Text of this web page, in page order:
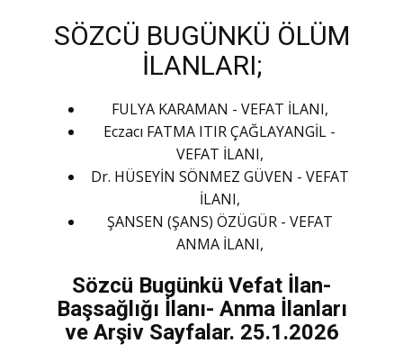
SÖZCÜ BUGÜNKÜ ÖLÜM
İLANLARI;
FULYA KARAMAN - VEFAT İLANI,
Eczacı FATMA ITIR ÇAĞLAYANGİL -
VEFAT İLANI,
Dr. HÜSEYİN SÖNMEZ GÜVEN - VEFAT
İLANI,
ŞANSEN (ŞANS) ÖZÜGÜR - VEFAT
ANMA İLANI,
Sözcü Bugünkü Vefat İlan-
Başsağlığı İlanı- Anma İlanları
ve Arşiv Sayfalar. 25.1.2026